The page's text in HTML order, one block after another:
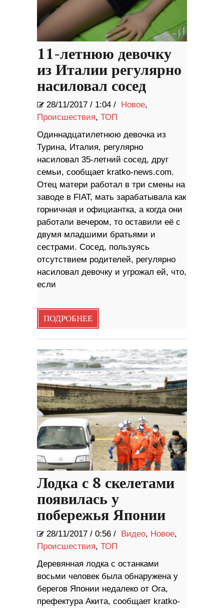
11-летнюю девочку
из Италии регулярно
насиловал сосед
28/11/2017 / 1:04 / Новое,
Происшествия, ТОП
Одиннадцатилетнюю девочка из
Турина, Италия, регулярно
насиловал 35-летний сосед, друг
семьи, сообщает kratko-news.com.
Отец матери работал в три смены на
заводе в FIAT, мать зарабатывала как
горничная и официантка, а когда они
работали вечером, то оставили её с
двумя младшими братьями и
сестрами. Сосед, пользуясь
отсутствием родителей, регулярно
насиловал девочку и угрожал ей, что,
если
ПОДРОБНЕЕ
Лодка с 8 скелетами
появилась у
побережья Японии
28/11/2017 / 0:56 / Видео, Новое,
Происшествия, ТОП
Деревянная лодка с останками
восьми человек была обнаружена у
берегов Японии недалеко от Ога,
префектура Акита, сообщает kratko-